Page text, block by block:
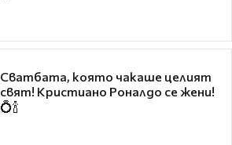
Сватбата, която чакаше целият
свят! Кристиано Роналдо се жени!
💍🍾